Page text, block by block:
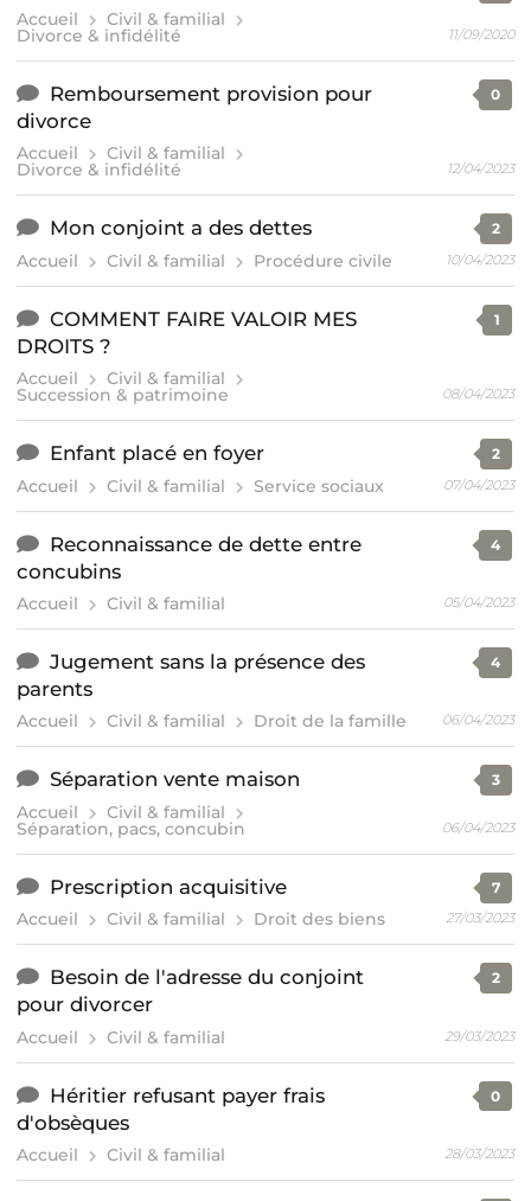
Accueil Civil & familial
Divorce & infidélité 11/09/2020
Remboursement provision pour
divorce
Accueil Civil & familial
Divorce & infidélité
0
12/04/2023
Mon conjoint a des dettes
Accueil Civil & familial Procédure civile
2
10/04/2023
COMMENT FAIRE VALOIR MES
DROITS ?
Accueil Civil & familial
Succession & patrimoine
1
08/04/2023
Enfant placé en foyer
Accueil Civil & familial Service sociaux
2
07/04/2023
Reconnaissance de dette entre
concubins
Accueil Civil & familial
4
05/04/2023
Jugement sans la présence des
parents
Accueil Civil & familial Droit de la famille
4
06/04/2023
Séparation vente maison
Accueil Civil & familial
Séparation, pacs, concubin
3
06/04/2023
Prescription acquisitive
Accueil Civil & familial Droit des biens
7
27/03/2023
Besoin de l'adresse du conjoint
pour divorcer
Accueil Civil & familial
2
29/03/2023
Héritier refusant payer frais
d'obsèques
Accueil Civil & familial
0
28/03/2023